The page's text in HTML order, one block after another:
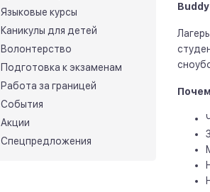
Языковые курсы
Каникулы для детей
Волонтерство
Подготовка к экзаменам
Работа за границей
События
Акции
Спецпредложения
Buddy